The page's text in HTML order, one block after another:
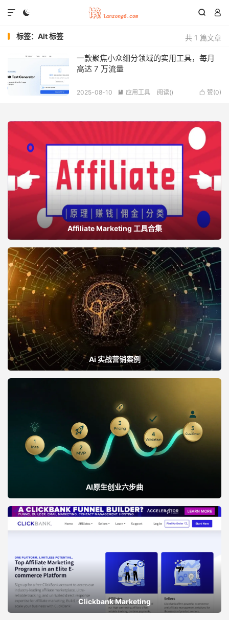
  

共 1 篇文章
标签：Alt 标签
一款聚焦小众细分领域的实用工具，每月
高达 7 万流量
 赞(0)
2025-08-10  应用工具 阅读()
Affiliate Marketing 工具合集
Ai 实战营销案例
AI原生创业六步曲
Clickbank Marketing